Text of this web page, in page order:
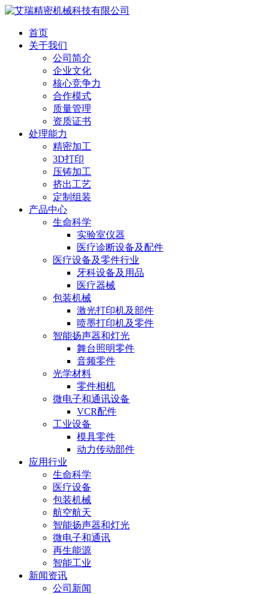
首页
关于我们
公司简介
企业文化
核心竞争力
合作模式
质量管理
资质证书
处理能力
精密加工
3D打印
压铸加工
挤出工艺
定制组装
产品中心
生命科学
实验室仪器
医疗诊断设备及配件
医疗设备及零件行业
牙科设备及用品
医疗器械
包装机械
激光打印机及部件
喷墨打印机及零件
智能扬声器和灯光
舞台照明零件
音频零件
光学材料
零件相机
微电子和通讯设备
VCR配件
工业设备
模具零件
动力传动部件
应用行业
生命科学
医疗设备
包装机械
航空航天
智能扬声器和灯光
微电子和通讯
再生能源
智能工业
新闻资讯
公司新闻